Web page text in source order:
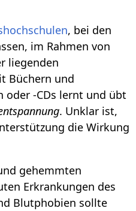
, bei den
im Rahmen von
liegenden
Büchern und
oder -CDs lernt und übt
. Unklar ist,
die Wirkung
gehemmten
Erkrankungen des
Blutphobien sollte